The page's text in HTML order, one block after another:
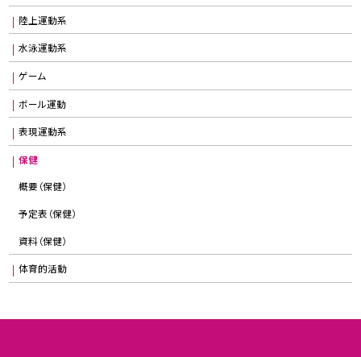
陸上運動系
水泳運動系
ゲーム
ボール運動
表現運動系
保健
概要（保健）
予定表（保健）
資料（保健）
体育的活動